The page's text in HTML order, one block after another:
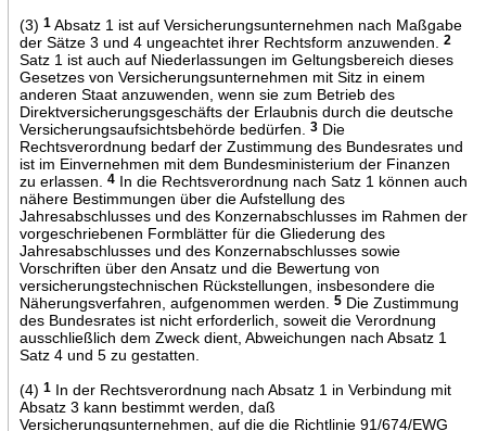
(3) 1Absatz 1 ist auf Versicherungsunternehmen nach Maßgabe
der Sätze 3 und 4 ungeachtet ihrer Rechtsform anzuwenden.
2
Satz 1 ist auch auf Niederlassungen im Geltungsbereich dieses
Gesetzes von Versicherungsunternehmen mit Sitz in einem
anderen Staat anzuwenden, wenn sie zum Betrieb des
Direktversicherungsgeschäfts der Erlaubnis durch die deutsche
Versicherungsaufsichtsbehörde bedürfen.
3Die
Rechtsverordnung bedarf der Zustimmung des Bundesrates und
ist im Einvernehmen mit dem Bundesministerium der Finanzen
zu erlassen.
4In die Rechtsverordnung nach Satz 1 können auch
nähere Bestimmungen über die Aufstellung des
Jahresabschlusses und des Konzernabschlusses im Rahmen der
vorgeschriebenen Formblätter für die Gliederung des
Jahresabschlusses und des Konzernabschlusses sowie
Vorschriften über den Ansatz und die Bewertung von
versicherungstechnischen Rückstellungen, insbesondere die
Näherungsverfahren, aufgenommen werden.
5Die Zustimmung
des Bundesrates ist nicht erforderlich, soweit die Verordnung
ausschließlich dem Zweck dient, Abweichungen nach Absatz 1
Satz 4 und 5 zu gestatten.
(4) 1In der Rechtsverordnung nach Absatz 1 in Verbindung mit
Absatz 3 kann bestimmt werden, daß
Versicherungsunternehmen, auf die die Richtlinie 91/674/EWG